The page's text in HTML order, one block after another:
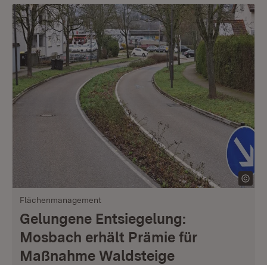
Flächenmanagement
Gelungene Entsiegelung:
Mosbach erhält Prämie für
Maßnahme Waldsteige